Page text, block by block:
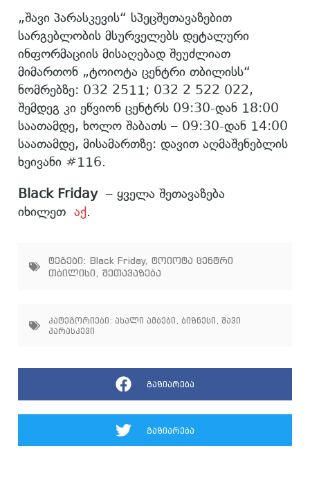
„შავი პარასკევის“ სპეცშეთავაზებით
სარგებლობის მსურველებს დეტალური
ინფორმაციის მისაღებად შეუძლიათ
მიმართონ „ტოიოტა ცენტრი თბილისს“
ნომრებზე: 032 2511; 032 2 522 022,
შემდეგ კი ეწვიონ ცენტრს 09:30-დან 18:00
საათამდე, ხოლო შაბათს – 09:30-დან 14:00
საათამდე, მისამართზე: დავით აღმაშენებლის
ხეივანი #116.
Black Friday– ყველა შეთავაზება
იხილეთ აქ.
ტეგები: Black Friday, ტოიოტა ცენტრი
თბილისი, შეთავაზება
კატეგორიები: ახალი ამბები , ბიზნესი , შავი
პარასკევი
გაზიარება
გაზიარება